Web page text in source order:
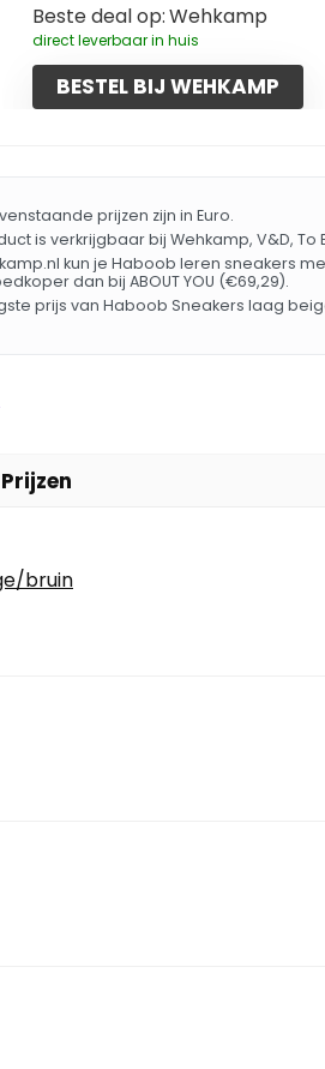
Beste deal op: Wehkamp
direct leverbaar in huis
BESTEL BIJ WEHKAMP
prijzen zijn in Euro.
is verkrijgbaar bij Wehkamp, V&D, To
kun je Haboob leren sneakers
dan bij ABOUT YOU (€69,29).
prijs van Haboob Sneakers laag
bruin